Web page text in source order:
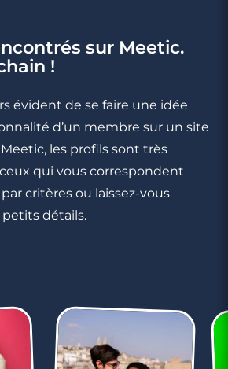
des mariages pour
sur Meetic.
!
évident de se faire une idée
d’un membre sur un site
les profils sont très
qui vous correspondent
critères ou laissez-vous
détails.